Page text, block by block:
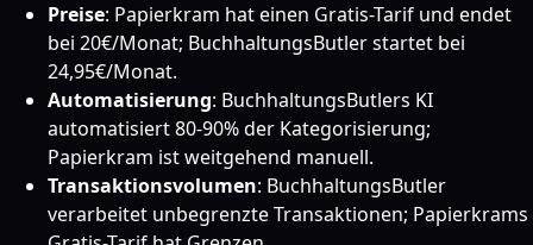
Preise: Papierkram hat einen Gratis-Tarif und endet
bei 20€/Monat; BuchhaltungsButler startet bei
24,95€/Monat.
Automatisierung: BuchhaltungsButlers KI
automatisiert 80-90% der Kategorisierung;
Papierkram ist weitgehend manuell.
Transaktionsvolumen: BuchhaltungsButler
verarbeitet unbegrenzte Transaktionen; Papierkrams